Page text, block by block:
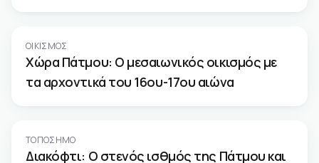
ΟΙΚΙΣΜΌΣ
Χώρα Πάτμου: Ο μεσαιωνικός οικισμός με
τα αρχοντικά του 16ου-17ου αιώνα
ΤΟΠΌΣΗΜΟ
Διακόφτι: Ο στενός ισθμός της Πάτμου και